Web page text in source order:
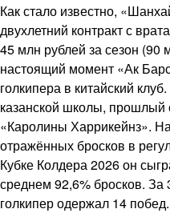
Как стало известно,
двухлетний контракт с
45 млн рублей за сезон (90
настоящий момент «Ак
голкипера в китайский
казанской школы,
«Каролины Харрикейнз».
отражённых бросков в
Кубке Колдера 2026 он
среднем 92,6% бросков.
голкипер одержал 14 побед.